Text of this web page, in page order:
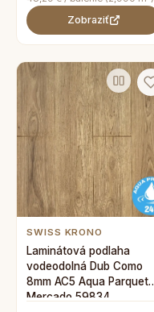
Zobraziť
SWISS KRONO
Laminátová podlaha
vodeodolná Dub Como
8mm AC5 Aqua Parquet
Mercado 59834